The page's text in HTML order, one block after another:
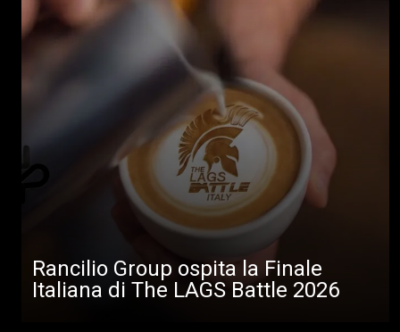
Rancilio Group ospita la Finale
Italiana di The LAGS Battle 2026